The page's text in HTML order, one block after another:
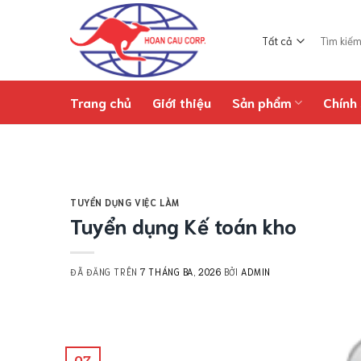
kiếm:
Trang chủ Giới thiệu Sản phẩm
TUYỂN DỤNG VIỆC LÀM
Tuyển dụng Kế toán kho
ĐÃ ĐĂNG TRÊN7 THÁNG BA, 2026 BỞI ADMIN